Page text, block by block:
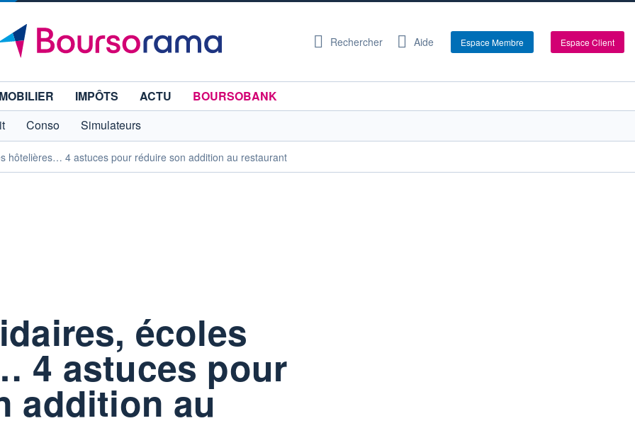
Rechercher Aide Espace Membre Espace Client
IMPÔTS ACTU
BOURSOBANK
Conso Simulateurs
hôtelières… 4 astuces pour réduire son addition au restaurant
écoles
4 astuces pour
addition au